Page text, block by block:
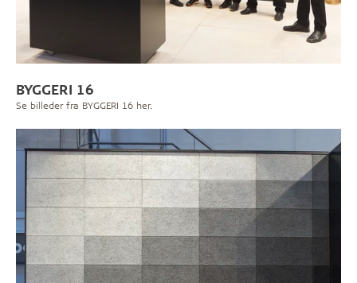
BYGGERI 16
Se billeder fra BYGGERI 16 her.